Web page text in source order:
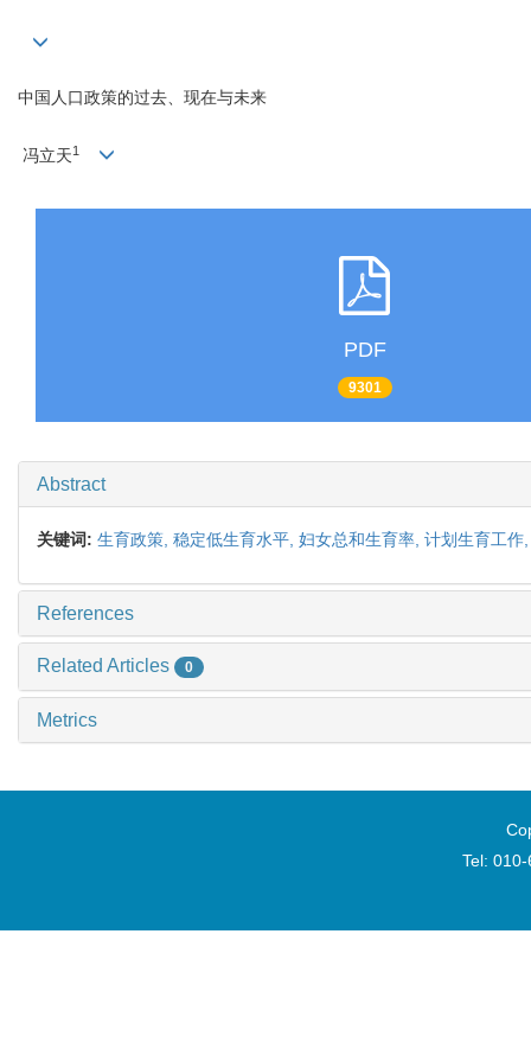
中国人口政策的过去、现在与未来
冯立天1
PDF
9301
Abstract
关键词: 生育政策, 稳定低生育水平, 妇女总和生育率, 计划生育工
References
Related Articles 0
Metrics
Tel: